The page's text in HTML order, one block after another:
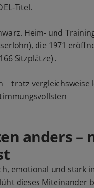
Heim- und
die 1971
Sitzplätze) .
– trotz vergleichsweise
anders –
emotional und stark
dieses Miteinander